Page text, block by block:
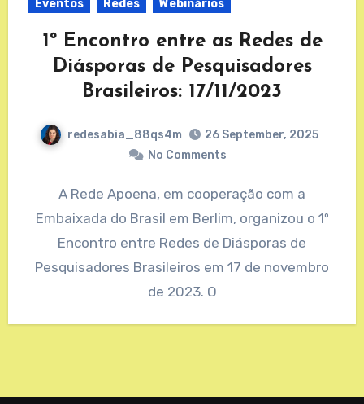
Eventos Redes Webinários
1º Encontro entre as Redes de
Diásporas de Pesquisadores
Brasileiros: 17/11/2023
redesabia_88qs4m
26 September, 2025
No Comments
A Rede Apoena, em cooperação com a
Embaixada do Brasil em Berlim, organizou o 1º
Encontro entre Redes de Diásporas de
Pesquisadores Brasileiros em 17 de novembro
de 2023. O